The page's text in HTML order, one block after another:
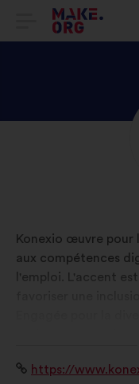
IDŹ
Konexio œuvre
aux compétences
l'emploi. L'accent
aspire à un monde
univers connecté
défis de
Strona
https://